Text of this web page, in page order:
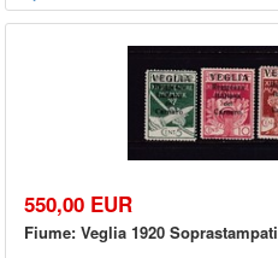
550,00 EUR
Fiume: Veglia 1920